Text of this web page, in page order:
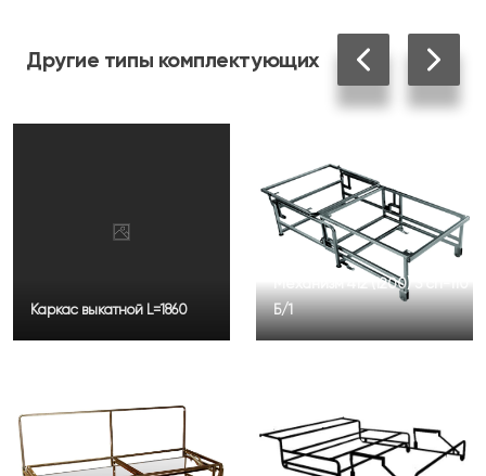
Другие типы комплектующих
Каркас выкатной L=1860
Механизм 412 (1200) 3 сп-110
Б/1